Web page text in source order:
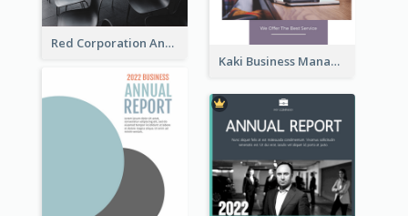
Red Corporation Annual Report
Kaki Business Management Reports